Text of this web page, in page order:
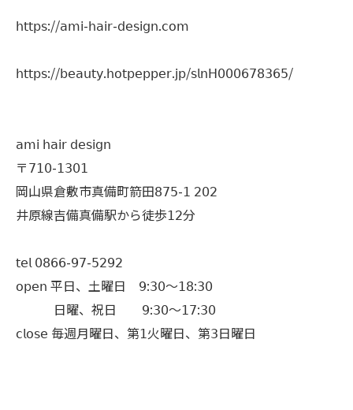
𝗁𝗍𝗍𝗉𝗌://𝖺𝗆𝗂-𝗁𝖺𝗂𝗋-𝖽𝖾𝗌𝗂𝗀𝗇.𝖼𝗈𝗆
𝗁𝗍𝗍𝗉𝗌://𝖻𝖾𝖺𝗎𝗍𝗒.𝗁𝗈𝗍𝗉𝖾𝗉𝗉𝖾𝗋.𝗃𝗉/𝗌𝗅𝗇𝖧𝟢𝟢𝟢𝟨𝟩𝟪𝟥𝟨𝟧/
𝖺𝗆𝗂 𝗁𝖺𝗂𝗋 𝖽𝖾𝗌𝗂𝗀𝗇
〒𝟩𝟣𝟢-𝟣𝟥𝟢𝟣
岡山県倉敷市真備町箭田𝟪𝟩𝟧-𝟣 𝟤𝟢𝟤
井原線吉備真備駅から徒歩𝟣𝟤分
𝗍𝖾𝗅 𝟢𝟪𝟨𝟨-𝟫𝟩-𝟧𝟤𝟫𝟤
𝗈𝗉𝖾𝗇 平日、土曜日 𝟫:𝟥𝟢〜𝟣𝟪:𝟥𝟢
日曜、祝日 𝟫:𝟥𝟢〜𝟣𝟩:𝟥𝟢
𝖼𝗅𝗈𝗌𝖾 毎週月曜日、第𝟣火曜日、第𝟥日曜日